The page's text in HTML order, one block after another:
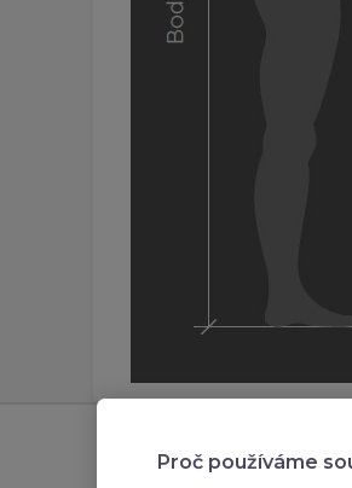
přihlašte se k odběru
Proč používáme